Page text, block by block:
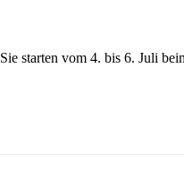
starten vom 4. bis 6. Juli